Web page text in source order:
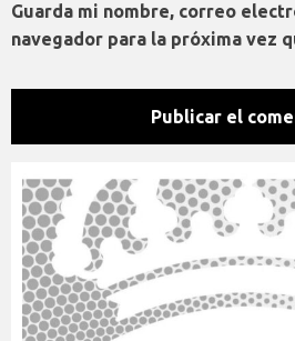
Guarda mi nombre, correo
navegador para la próxima vez